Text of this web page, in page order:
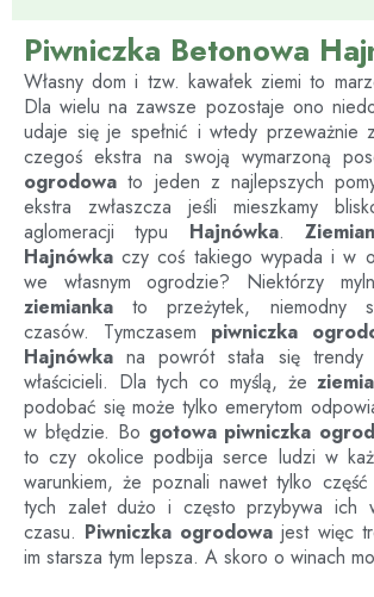
Piwniczka Betonowa
Własny dom i tzw. kawałek ziemi to
Dla wielu na zawsze pozostaje ono
udaje się je spełnić i wtedy przeważnie
czegoś ekstra na swoją wymarzoną
ogrodowa to jeden z najlepszych
ekstra zwłaszcza jeśli mieszkamy
aglomeracji typu Hajnówka.
Hajnówkaczy coś takiego wypada i w
we własnym ogrodzie? Niektórzy
ziemianka to przeżytek, niemodny
czasów. Tymczasem piwniczka
Hajnówkana powrót stała się
właścicieli. Dla tych co myślą, że
podobać się może tylko emerytom
w błędzie. Bo gotowa piwniczka
to czy okolice podbija serce ludzi w
warunkiem, że poznali nawet tylko
tych zalet dużo i często przybywa ich
czasu. Piwniczka ogrodowa jest więc
im starsza tym lepsza. A skoro o winach